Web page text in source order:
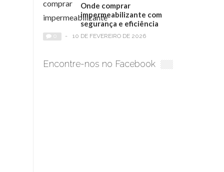
Onde comprar
impermeabilizante com
segurança e eficiência
- 10 DE FEVEREIRO DE 2026
Encontre-nos no Facebook